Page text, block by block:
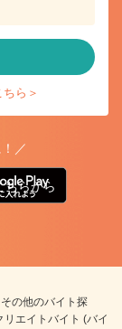
ら＞
／
ちらから
の他のバイト探
エイトバイト (バイ